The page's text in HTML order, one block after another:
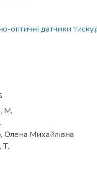
оптичні датчики
М.
Олена Михайлівна
Т.